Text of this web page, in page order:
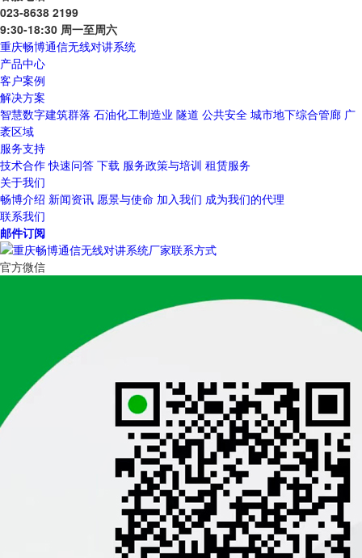
023-8638 2199
9:30-18:30 周一至周六
重庆畅博通信无线对讲系统
产品中心
客户案例
解决方案
智慧数字建筑群落 石油化工制造业 隧道 公共安全 城市地下综合管廊 广
袤区域
服务支持
技术合作 快速问答 下载 服务政策与培训 租赁服务
关于我们
畅博介绍 新闻资讯 愿景与使命 加入我们 成为我们的代理
联系我们
邮件订阅
官方微信